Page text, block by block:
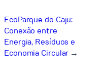
EcoParque do Caju:
Conexão entre
Energia, Resíduos e
Economia Circular →